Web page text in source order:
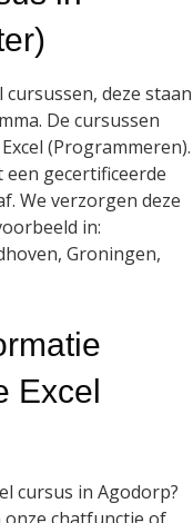
deze staan
De cursussen
(Programmeren).
een gecertificeerde
We verzorgen deze
in:
Groningen,
Excel
cursus in Agodorp?
chatfunctie of